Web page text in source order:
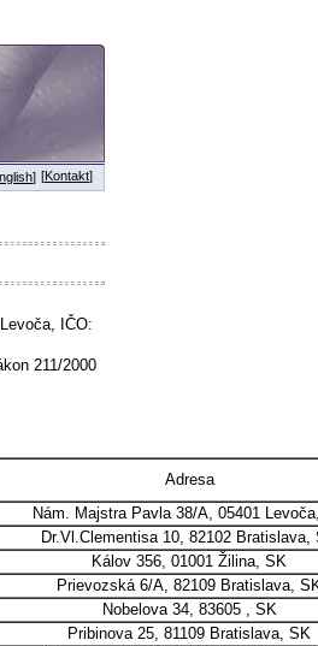
] [Kontakt]
IČO:
211/2000
Adresa
Nám. Majstra Pavla 38/A, 05401
Dr.Vl.Clementisa 10, 82102 Bratislava,
Kálov 356, 01001 Žilina, SK
Prievozská 6/A, 82109 Bratislava,
Nobelova 34, 83605 , SK
Pribinova 25, 81109 Bratislava, SK